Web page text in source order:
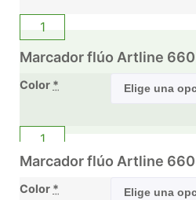
Marcador flúo Artline 660
Color *
Marcador flúo Artline 660
Color *